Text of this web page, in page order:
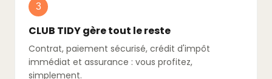
3
CLUB TIDY gère tout le reste
Contrat, paiement sécurisé, crédit d'impôt
immédiat et assurance : vous profitez,
simplement.